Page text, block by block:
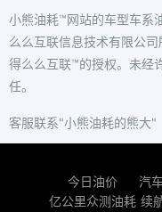
小熊油耗™网站的车型车系
么么互联信息技术有限公
得么么互联™的授权。未经
任。
客服联系"小熊油耗的熊大"
今日油价 汽
亿公里众测油耗 续